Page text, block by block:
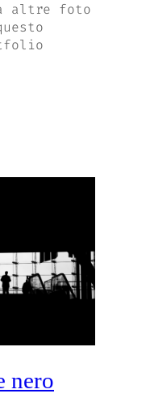
altre foto
nero